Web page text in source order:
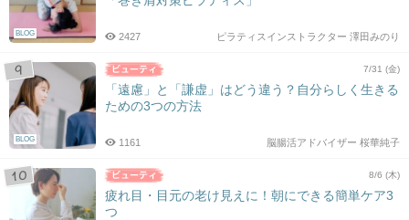
BLOG ピラティスインストラクター 澤田みのり
2427
BLOG
7/31 (金)
「遠慮」と「謙虚」はどう違う？自分らしく生きる
ための3つの方法
脳腸活アドバイザー 桜華純子
1161
8/6 (木)
疲れ目・目元の老け見えに！朝にできる簡単ケア3
つ